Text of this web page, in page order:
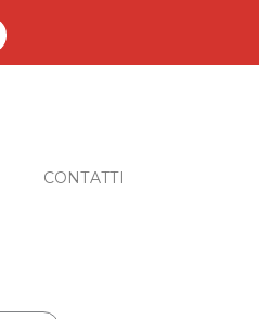
CONTATTI